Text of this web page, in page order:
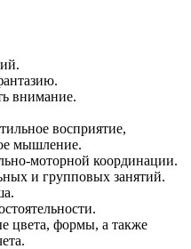
внимание.
восприятие,
мышление.
моторной координации.
и групповых занятий.
цвета, формы, а также